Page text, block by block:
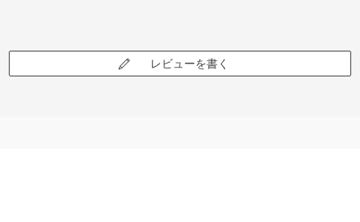
レビューを書く